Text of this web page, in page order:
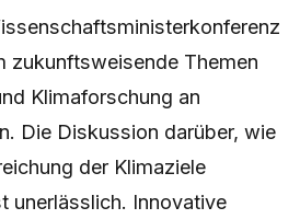
zukunftsweisende Themen
Klimaforschung an
Die Diskussion darüber, wie
der Klimaziele
unerlässlich. Innovative